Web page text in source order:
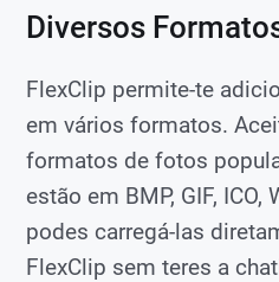
Diversos
FlexClip permite-te
em vários formatos.
formatos de fotos
estão em BMP, GIF, ICO,
podes carregá-las
FlexClip sem teres a